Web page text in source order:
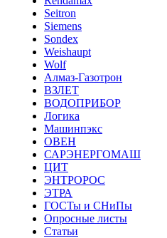
Seitron
Siemens
Sondex
Weishaupt
Wolf
Алмаз-Газотрон
ВЗЛЕТ
ВОДОПРИБОР
Логика
Машинпэкс
ОВЕН
САРЭНЕРГОМАШ
ЦИТ
ЭНТРОРОС
ЭТРА
ГОСТы и СНиПы
Опросные листы
Статьи